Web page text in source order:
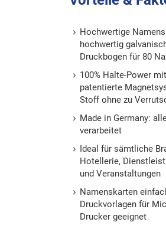
Hochwertige
hochwertig
Druckbogen für 80
100% Halte-Power
patentierte
Stoff ohne zu
Made in Germany:
verarbeitet
Ideal für sämtliche
Hotellerie,
und Veranstaltungen
Namenskarten
Druckvorlagen für
Drucker geeignet